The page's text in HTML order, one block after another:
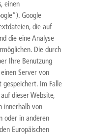
einen
Google
die auf
die eine Analyse
Die durch
Ihre Benutzung
Server von
gespeichert. Im Falle
dieser Website,
innerhalb von
oder in anderen
Europäischen